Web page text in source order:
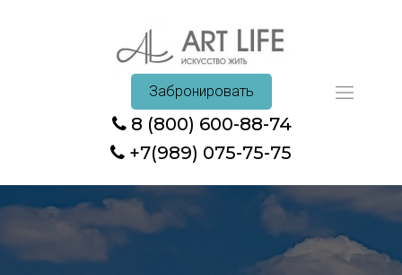
Забронировать
8 (800) 600-88-74
+7(989) 075-75-75